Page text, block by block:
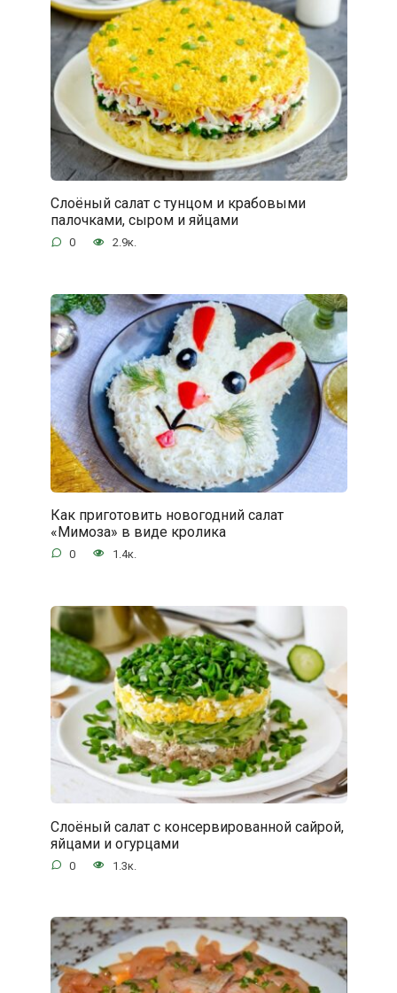
Слоёный салат с тунцом и крабовыми
палочками, сыром и яйцами
0 2.9к.
Как приготовить новогодний салат
«Мимоза» в виде кролика
0 1.4к.
Слоёный салат с консервированной сайрой,
яйцами и огурцами
0 1.3к.